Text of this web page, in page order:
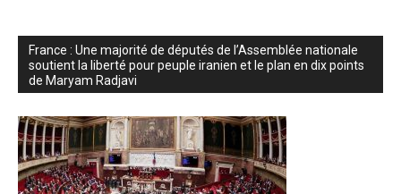
France : Une majorité de députés de l’Assemblée nationale
soutient la liberté pour peuple iranien et le plan en dix points
de Maryam Radjavi